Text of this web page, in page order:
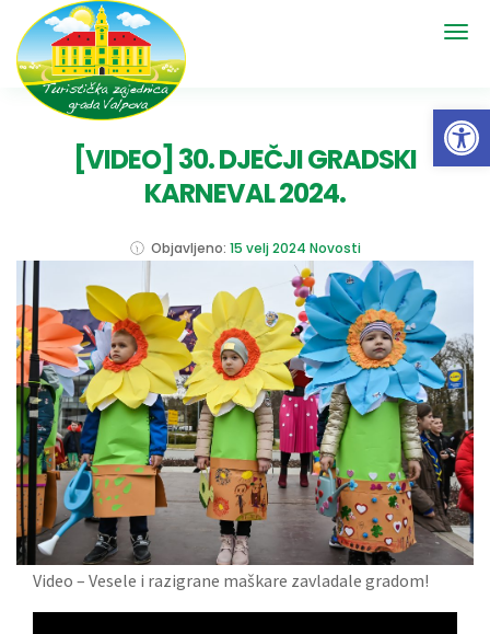
[VIDEO] 30. DJEČJI GRADSKI
KARNEVAL 2024.
Objavljeno: 15 velj 2024 Novosti
Video – Vesele i razigrane maškare zavladale gradom!